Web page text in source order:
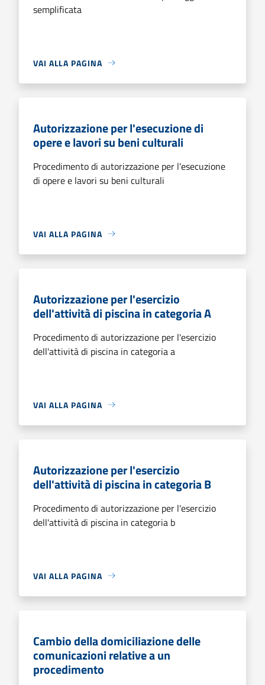
semplificata
VAI ALLA PAGINA
Autorizzazione per l'esecuzione di
opere e lavori su beni culturali
Procedimento di autorizzazione per l'esecuzione
di opere e lavori su beni culturali
VAI ALLA PAGINA
Autorizzazione per l'esercizio
dell'attività di piscina in categoria A
Procedimento di autorizzazione per l'esercizio
dell'attività di piscina in categoria a
VAI ALLA PAGINA
Autorizzazione per l'esercizio
dell'attività di piscina in categoria B
Procedimento di autorizzazione per l'esercizio
dell'attività di piscina in categoria b
VAI ALLA PAGINA
Cambio della domiciliazione delle
comunicazioni relative a un
procedimento